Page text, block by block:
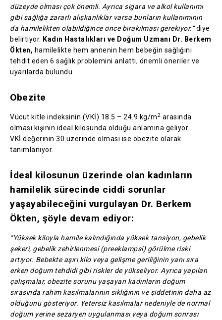
düzeyde olması çok önemli. Ayrıca sigara ve alkol kullanımı
gibi sağlığa zararlı alışkanlıklar varsa bunların kullanımının
da hamilelikten olabildiğince önce bırakılması gerekiyor.”diye
belirtiyor. Kadın Hastalıkları ve Doğum Uzmanı Dr. Berkem
Ökten, hamilelikte hem annenin hem bebeğin sağlığını
tehdit eden 6 sağlık problemini anlattı; önemli öneriler ve
uyarılarda bulundu.
Obezite
Vücut kitle indeksinin (VKİ) 18.5 – 24.9 kg/m2 arasında
olması kişinin ideal kilosunda olduğu anlamına geliyor.
VKİ değerinin 30 üzerinde olması ise obezite olarak
tanımlanıyor.
İdeal kilosunun üzerinde olan kadınların
hamilelik sürecinde ciddi sorunlar
yaşayabileceğini vurgulayan Dr. Berkem
Ökten, şöyle devam ediyor:
“Yüksek kiloyla hamile kalındığında yüksek tansiyon, gebelik
şekeri, gebelik zehirlenmesi (preeklampsi) görülme riski
artıyor. Bebekte aşırı kilo veya gelişme geriliğinin yanı sıra
erken doğum tehdidi gibi riskler de yükseliyor. Ayrıca yapılan
çalışmalar, obezite sorunu yaşayan kadınların doğum
sırasında rahim kasılmalarının sıklığının ve şiddetinin daha az
olduğunu gösteriyor. Yetersiz kasılmalar nedeniyle de normal
doğum yerine sezaryen uygulanması veya doğum sonrası